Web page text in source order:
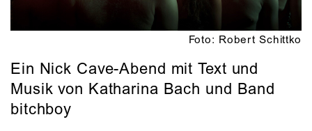
Foto: Robert Schittko
Ein Nick Cave-Abend mit Text und
Musik von Katharina Bach und Band
bitchboy